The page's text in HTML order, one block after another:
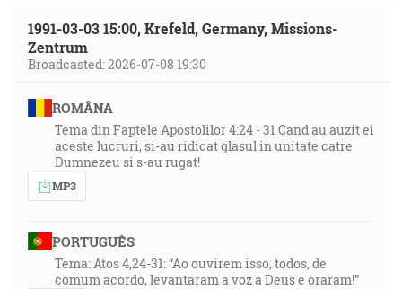
1991-03-03 15:00, Krefeld, Germany, Missions-
Zentrum
Broadcasted: 2026-07-08 19:30
ROMÂNA
Tema din Faptele Apostolilor 4:24 - 31 Cand au auzit ei
aceste lucruri, si-au ridicat glasul in unitate catre
Dumnezeu si s-au rugat!
MP3
PORTUGUÊS
Tema: Atos 4,24-31: “Ao ouvirem isso, todos, de
comum acordo, levantaram a voz a Deus e oraram!”